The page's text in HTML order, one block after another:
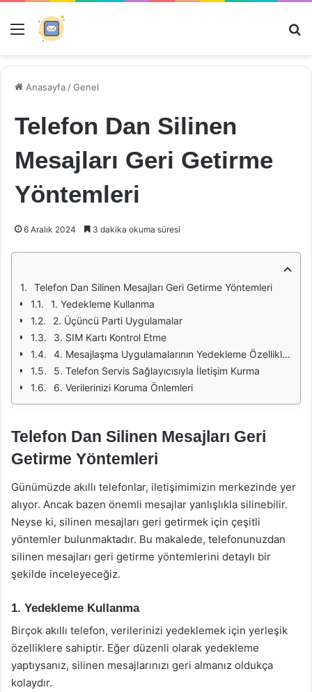
Menü
Anasayfa /Genel
Telefon Dan Silinen
Mesajları Geri Getirme
Yöntemleri
6 Aralık 2024 3 dakika okuma süresi
Telefon Dan Silinen Mesajları Geri Getirme Yöntemleri
1. Yedekleme Kullanma
2. Üçüncü Parti Uygulamalar
3. SIM Kartı Kontrol Etme
4. Mesajlaşma Uygulamalarının Yedekleme Özellikleri
5. Telefon Servis Sağlayıcısıyla İletişim Kurma
6. Verilerinizi Koruma Önlemleri
Telefon Dan Silinen Mesajları Geri
Getirme Yöntemleri
Günümüzde akıllı telefonlar, iletişimimizin merkezinde yer
alıyor. Ancak bazen önemli mesajlar yanlışlıkla silinebilir.
Neyse ki, silinen mesajları geri getirmek için çeşitli
yöntemler bulunmaktadır. Bu makalede, telefonunuzdan
silinen mesajları geri getirme yöntemlerini detaylı bir
şekilde inceleyeceğiz.
1. Yedekleme Kullanma
Birçok akıllı telefon, verilerinizi yedeklemek için yerleşik
özelliklere sahiptir. Eğer düzenli olarak yedekleme
yaptıysanız, silinen mesajlarınızı geri almanız oldukça
kolaydır.